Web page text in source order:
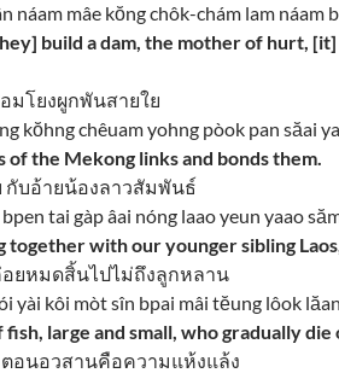
náam mâe kŏng chôk-chám lam náam
build a dam, the mother of hurt,
มโยงผูกพันสายใย
kŏhng chêuam yohng pòok pan săai
the Mekong links and bonds them.
กับอ้ายน้องลาวสัมพันธ์
tai gàp âai nóng laao yeun yaao
together with our younger sibling
ยหมดสิ้นไปไม่ถึงลูกหลาน
yài kôi mòt sîn bpai mâi tĕung lôok lăan
large and small, who gradually
อนอวสานคือความแห้งแล้ง